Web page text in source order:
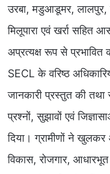
उरबा, मडुआडूमर, लालपुर,
मिलूपारा एवं खर्रा सहित
अप्रत्यक्ष रूप से
SECL के वरिष्ठ
जानकारी प्रस्तुत की तथा
प्रश्नों, सुझावों एवं
दिया। ग्रामीणों ने
विकास, रोजगार,